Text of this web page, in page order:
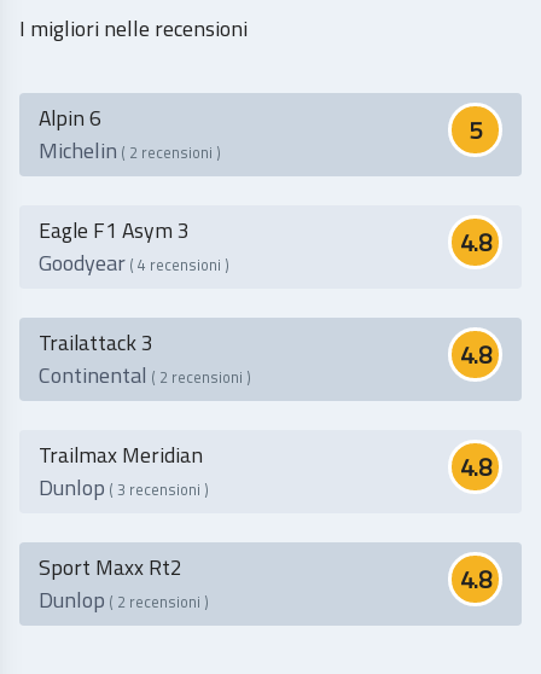
I migliori nelle recensioni
5
Alpin 6
Michelin ( 2 recensioni )
4.8
Eagle F1 Asym 3
Goodyear ( 4 recensioni )
4.8
Trailattack 3
Continental ( 2 recensioni )
4.8
Trailmax Meridian
Dunlop ( 3 recensioni )
4.8
Sport Maxx Rt2
Dunlop ( 2 recensioni )